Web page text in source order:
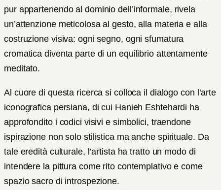
pur appartenendo al dominio dell’informale, rivela
un’attenzione meticolosa al gesto, alla materia e alla
costruzione visiva: ogni segno, ogni sfumatura
cromatica diventa parte di un equilibrio attentamente
meditato.
Al cuore di questa ricerca si colloca il dialogo con l’arte
iconografica persiana, di cui Hanieh Eshtehardi ha
approfondito i codici visivi e simbolici, traendone
ispirazione non solo stilistica ma anche spirituale. Da
tale eredità culturale, l’artista ha tratto un modo di
intendere la pittura come rito contemplativo e come
spazio sacro di introspezione.